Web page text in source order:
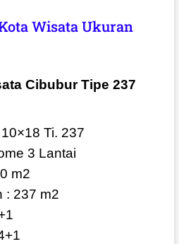
Wisata Ukuran
Cibubur Tipe 237
Ti. 237
3 Lantai
m2
: 237 m2